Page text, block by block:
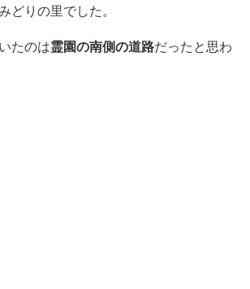
どりの里でした。
たのは霊園の南側の道路だったと思わ